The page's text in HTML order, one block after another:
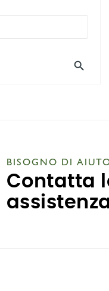

BISOGNO DI
Contatta